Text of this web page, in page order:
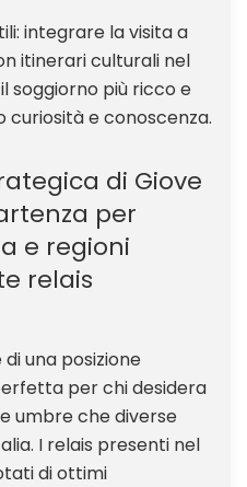
integrare la visita a
itinerari culturali nel
soggiorno più ricco e
e conoscenza.
di Giove
per
e regioni
relais
di una posizione
per chi desidera
umbre che diverse
I relais presenti nel
di ottimi